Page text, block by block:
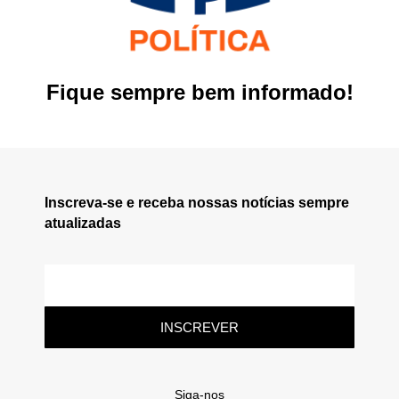
Fique sempre bem informado!
Inscreva-se e receba nossas notícias sempre
atualizadas
INSCREVER
Siga-nos